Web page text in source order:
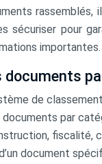
rassemblés,
sécuriser pour
importantes.
documents
de
documents par
fiscalité,
document